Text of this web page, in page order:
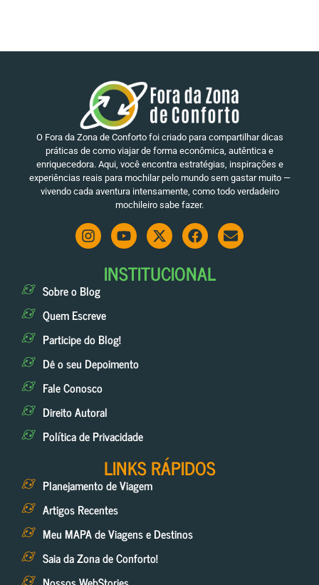
O Fora da Zona de Conforto foi criado para compartilhar dicas
práticas de como viajar de forma econômica, autêntica e
enriquecedora. Aqui, você encontra estratégias, inspirações e
experiências reais para mochilar pelo mundo sem gastar muito —
vivendo cada aventura intensamente, como todo verdadeiro
mochileiro sabe fazer.
INSTITUCIONAL
Sobre o Blog
Quem Escreve
Participe do Blog!
Dê o seu Depoimento
Fale Conosco
Direito Autoral
Política de Privacidade
LINKS RÁPIDOS
Planejamento de Viagem
Artigos Recentes
Meu MAPA de Viagens e Destinos
Saia da Zona de Conforto!